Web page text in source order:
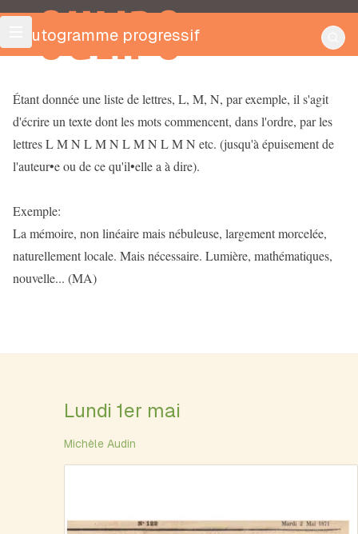
OULIPO
Tautogramme progressif
Étant donnée une liste de lettres, L, M, N, par exemple, il s'agit
d'écrire un texte dont les mots commencent, dans l'ordre, par les
lettres L M N L M N L M N L M N etc. (jusqu'à épuisement de
l'auteur•e ou de ce qu'il•elle a à dire).
Exemple:
La mémoire, non linéaire mais nébuleuse, largement morcelée,
naturellement locale. Mais nécessaire. Lumière, mathématiques,
nouvelle... (MA)
Lundi 1er mai
Michèle Audin